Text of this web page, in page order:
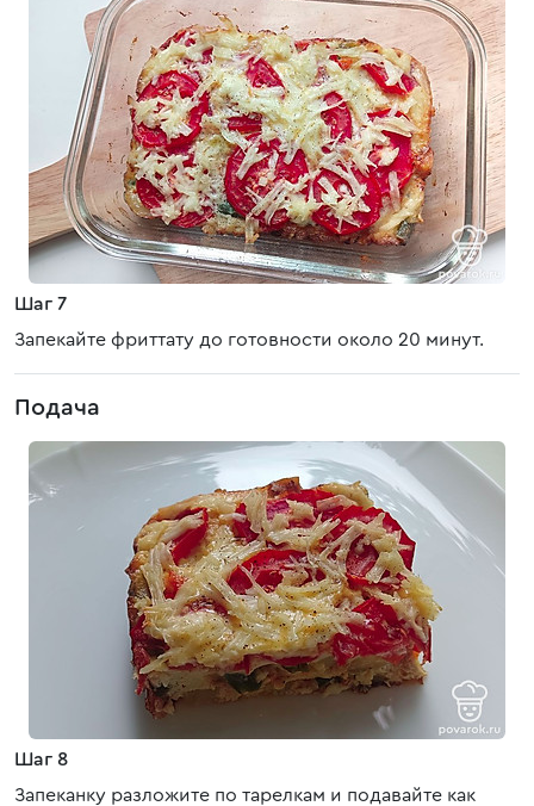
Шаг 7
Запекайте фриттату до готовности около 20 минут.
Подача
Шаг 8
Запеканку разложите по тарелкам и подавайте как